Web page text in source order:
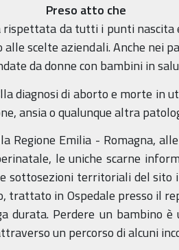
Preso atto che
rispettata da tutti i punti
scelte aziendali. Anche nei
da donne con bambini in
diagnosi di aborto e morte in
ansia o qualunque altra
Regione Emilia - Romagna,
le uniche scarne
sottosezioni territoriali del
trattato in Ospedale presso il
Perdere un bambino
un percorso di alcuni